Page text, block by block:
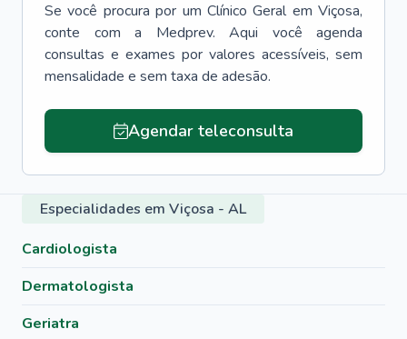
Se você procura por um Clínico Geral em Viçosa,
conte com a Medprev. Aqui você agenda
consultas e exames por valores acessíveis, sem
mensalidade e sem taxa de adesão.
Agendar teleconsulta
Especialidades em Viçosa - AL
Cardiologista
Dermatologista
Geriatra